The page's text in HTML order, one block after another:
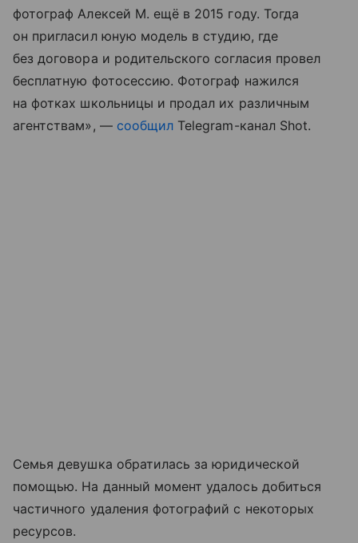
фотограф Алексей М. ещё в 2015 году. Тогда
он пригласил юную модель в студию, где
без договора и родительского согласия провел
бесплатную фотосессию. Фотограф нажился
на фотках школьницы и продал их различным
агентствам», — сообщил Telegram-канал Shot.
Семья девушка обратилась за юридической
помощью. На данный момент удалось добиться
частичного удаления фотографий с некоторых
ресурсов.